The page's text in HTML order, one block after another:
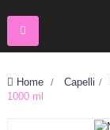
Navigazione
Toggle
Home > Capelli >
1000 ml